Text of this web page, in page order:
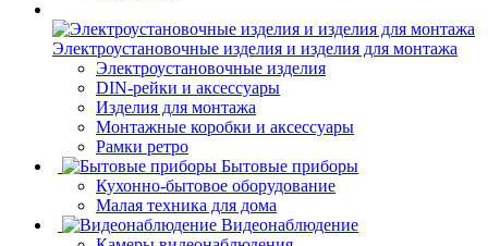
Электроустановочные изделия и изделия для монтажа
Электроустановочные изделия
DIN-рейки и аксессуары
Изделия для монтажа
Монтажные коробки и аксессуары
Рамки ретро
Бытовые приборы
Кухонно-бытовое оборудование
Малая техника для дома
Видеонаблюдение